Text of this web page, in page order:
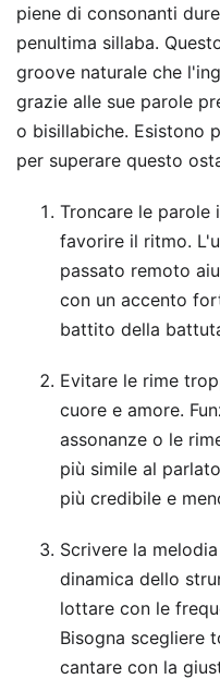
piene di consonanti
penultima sillaba.
groove naturale che
grazie alle sue parole
o bisillabiche. Esistono
per superare questo
Troncare le parole
favorire il ritmo.
passato remoto
con un accento
battito della
Evitare le rime
cuore e amore.
assonanze o le
più simile al
più credibile e
Scrivere la
dinamica dello
lottare con le
Bisogna scegliere
cantare con la